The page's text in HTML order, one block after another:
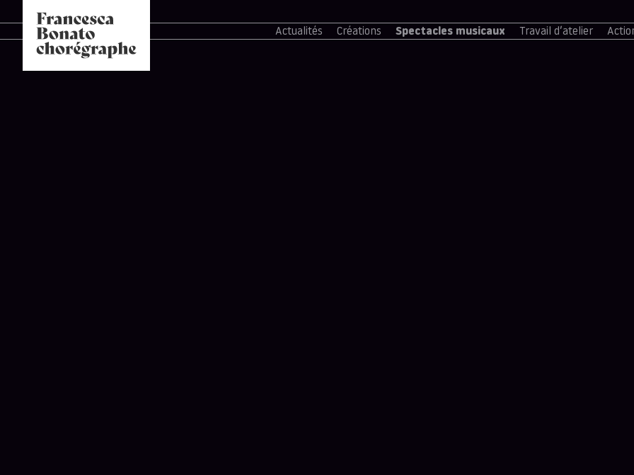
Actualités Créations Spectacles musicaux Travail d’atelier